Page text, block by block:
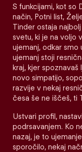
S funkcijami, kot so
način, Potni list,
Tinder ostaja
svetu, ki je na voljo
ujemanj, odkar smo
ujemanj stoji
kraj, kjer spoznavaš
novo simpatijo,
razvije v nekaj
česa še ne iščeš, ti
Ustvari profil,
podrsavanjem. Ko
nazaj, je to
sporočilo, nekaj